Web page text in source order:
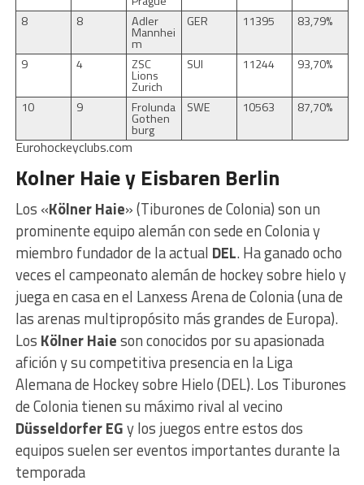
8
8 Adler
Mannhei
m
GER 11395 83,79%
9 4 ZSC
Lions
Zurich
SUI 11244 93,70%
10 9 Frolunda
Gothen
burg
SWE 10563 87,70%
Eurohockeyclubs.com
Kolner Haie y Eisbaren Berlin
Los «Kölner Haie» (Tiburones de Colonia) son un
prominente equipo alemán con sede en Colonia y
miembro fundador de la actual DEL. Ha ganado ocho
veces el campeonato alemán de hockey sobre hielo y
juega en casa en el Lanxess Arena de Colonia (una de
las arenas multipropósito más grandes de Europa).
Los Kölner Haieson conocidos por su apasionada
afición y su competitiva presencia en la Liga
Alemana de Hockey sobre Hielo (DEL). Los Tiburones
de Colonia tienen su máximo rival al vecino
Düsseldorfer EGy los juegos entre estos dos
equipos suelen ser eventos importantes durante la
temporada